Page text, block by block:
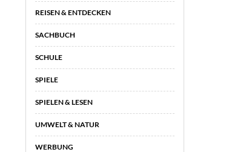
REISEN & ENTDECKEN
SACHBUCH
SCHULE
SPIELE
SPIELEN & LESEN
UMWELT & NATUR
WERBUNG